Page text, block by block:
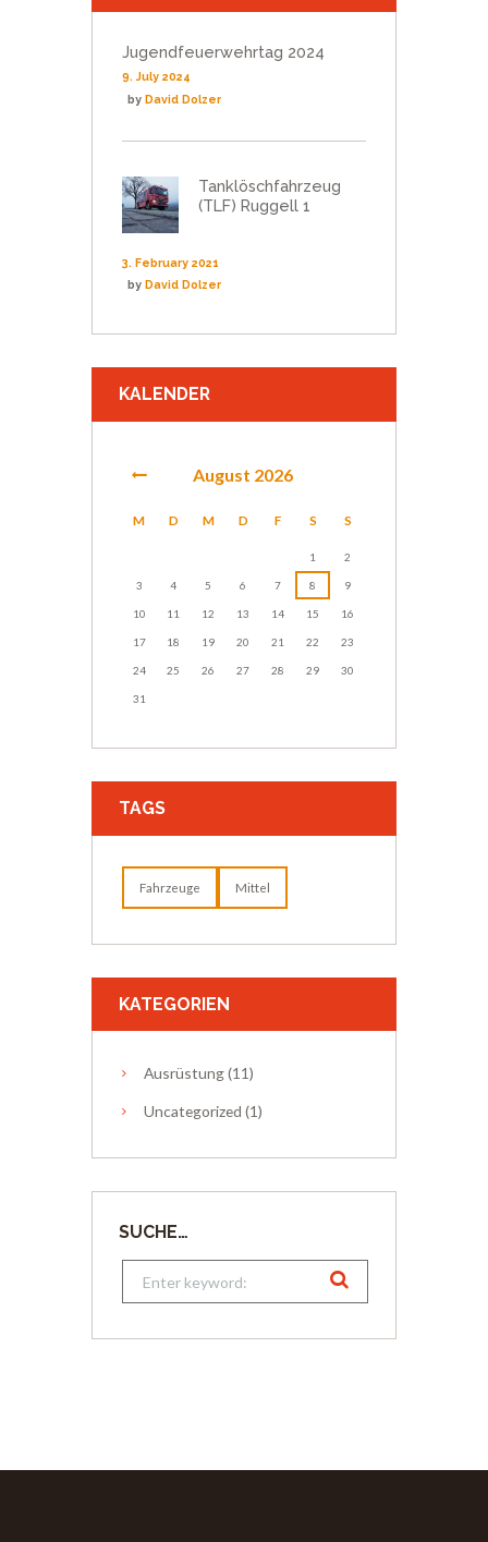
Jugendfeuerwehrtag 2024
9. July 2024
byDavid Dolzer
Tanklöschfahrzeug
(TLF) Ruggell 1
3. February 2021
byDavid Dolzer
KALENDER
August 2026
M D M D F S S
1 2
3 4 5 6 7 8 9
10 11 12 13 14 15 16
17 18 19 20 21 22 23
24 25 26 27 28 29 30
31
TAGS
Fahrzeuge Mittel
KATEGORIEN
Ausrüstung(11)
Uncategorized (1)
SUCHE…